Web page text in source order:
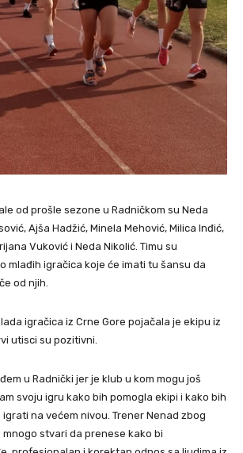
od prošle sezone u Radničkom su Neda
Ajša Hadžić, Minela Mehović, Milica Inđić,
Vuković i Neda Nikolić. Timu su
mlađih igračica koje će imati tu šansu da
od njih.
igračica iz Crne Gore pojačala je ekipu iz
utisci su pozitivni.
u Radnički jer je klub u kom mogu još
svoju igru kako bih pomogla ekipi i kako bih
na većem nivou. Trener Nenad zbog
stvari da prenese kako bi